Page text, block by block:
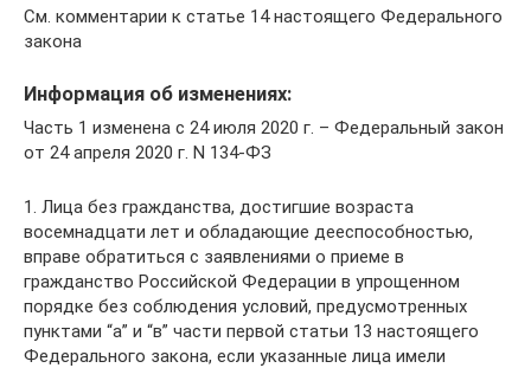
См. комментарии к статье 14 настоящего Федерального
закона
Информация об изменениях:
Часть 1 изменена с 24 июля 2020 г. – Федеральный закон
от 24 апреля 2020 г. N 134-ФЗ
1. Лица без гражданства, достигшие возраста
восемнадцати лет и обладающие дееспособностью,
вправе обратиться с заявлениями о приеме в
гражданство Российской Федерации в упрощенном
порядке без соблюдения условий, предусмотренных
пунктами “а” и “в” части первой статьи 13 настоящего
Федерального закона, если указанные лица имели